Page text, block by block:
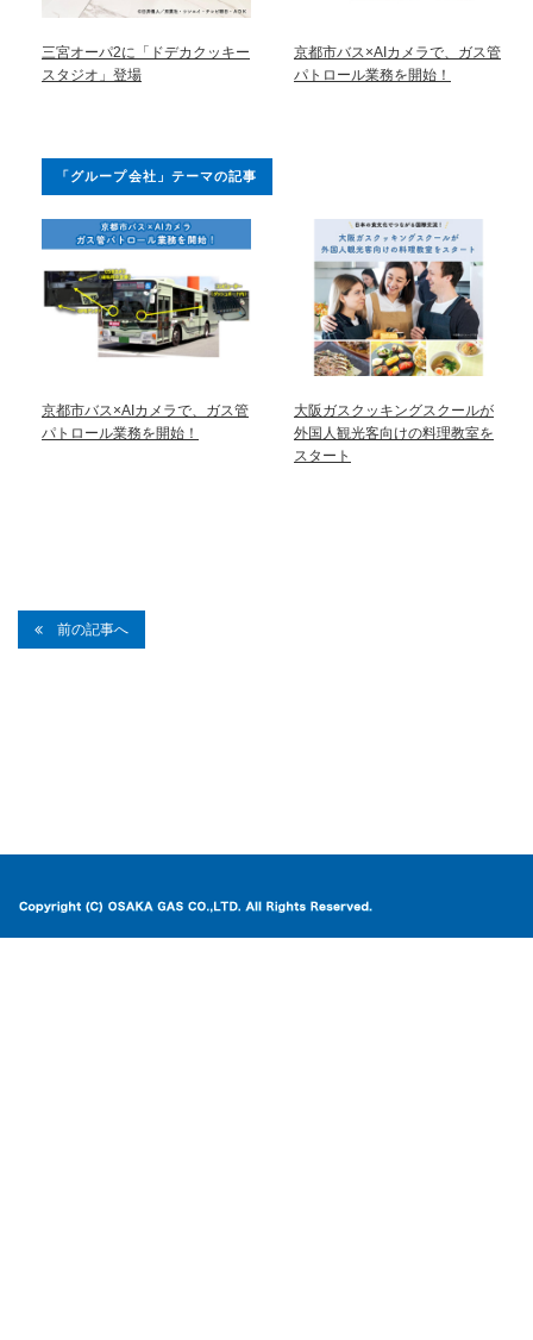
三宮オーパ2に「ドデカクッキー
スタジオ」登場
京都市バス×AIカメラで、ガス管
パトロール業務を開始！
「グループ会社」テーマの記事
京都市バス×AIカメラで、ガス管
パトロール業務を開始！
大阪ガスクッキングスクールが
外国人観光客向けの料理教室を
スタート
前の記事へ